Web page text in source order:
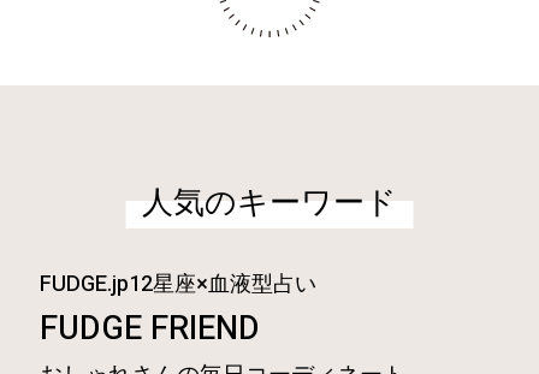
人気のキーワード
FUDGE.jp12星座×血液型占い
FUDGE FRIEND